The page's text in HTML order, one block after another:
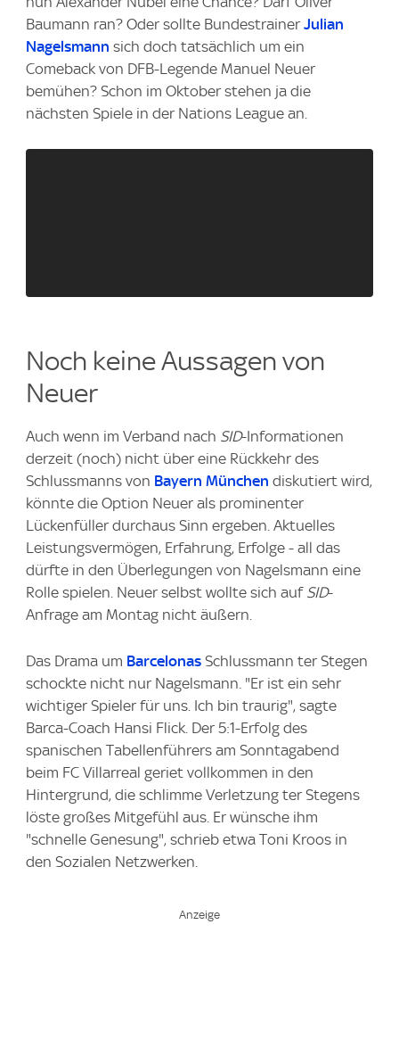
Baumann ran? Oder sollte Bundestrainer Julian
Nagelsmann sich doch tatsächlich um ein
Comeback von DFB-Legende Manuel Neuer
bemühen? Schon im Oktober stehen ja die
nächsten Spiele in der Nations League an.
Noch keine Aussagen von
Neuer
Auch wenn im Verband nach SID-Informationen
derzeit (noch) nicht über eine Rückkehr des
Schlussmanns von Bayern München diskutiert wird,
könnte die Option Neuer als prominenter
Lückenfüller durchaus Sinn ergeben. Aktuelles
Leistungsvermögen, Erfahrung, Erfolge - all das
dürfte in den Überlegungen von Nagelsmann eine
Rolle spielen. Neuer selbst wollte sich auf SID-
Anfrage am Montag nicht äußern.
Das Drama um Barcelonas Schlussmann ter Stegen
schockte nicht nur Nagelsmann. "Er ist ein sehr
wichtiger Spieler für uns. Ich bin traurig", sagte
Barca-Coach Hansi Flick. Der 5:1-Erfolg des
spanischen Tabellenführers am Sonntagabend
beim FC Villarreal geriet vollkommen in den
Hintergrund, die schlimme Verletzung ter Stegens
löste großes Mitgefühl aus. Er wünsche ihm
"schnelle Genesung", schrieb etwa Toni Kroos in
den Sozialen Netzwerken.